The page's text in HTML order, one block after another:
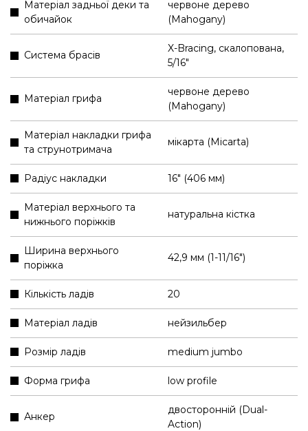
Матеріал задньої деки та
обичайок
червоне дерево
(Mahogany)
Система брасів
X-Bracing, скалопована,
5/16"
Матеріал грифа
червоне дерево
(Mahogany)
Матеріал накладки грифа
та струнотримача
мікарта (Micarta)
Радіус накладки 16" (406 мм)
Матеріал верхнього та
нижнього поріжків
натуральна кістка
Ширина верхнього
поріжка
42,9 мм (1-11/16″)
Кількість ладів 20
Матеріал ладів нейзильбер
Розмір ладів medium jumbo
Форма грифа low profile
Анкер
двосторонній (Dual-
Action)